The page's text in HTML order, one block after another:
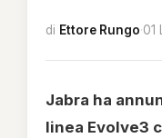
di Ettore Rungo·01
Jabra ha
linea Evolve3